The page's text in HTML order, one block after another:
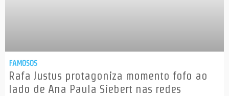
FAMOSOS
Rafa Justus protagoniza momento fofo ao
lado de Ana Paula Siebert nas redes